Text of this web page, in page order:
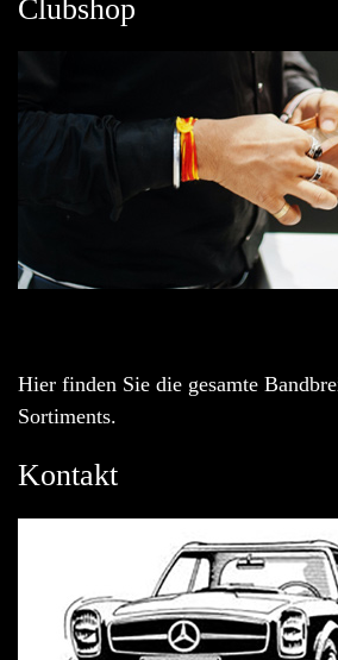
Clubshop
Hier finden Sie die gesamte
Sortiments.
Kontakt